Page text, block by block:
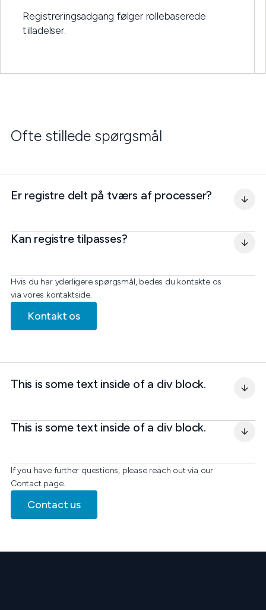
Registreringsadgang følger rollebaserede
tilladelser.
Ofte stillede spørgsmål
Hvis du har yderligere spørgsmål, bedes du kontakte os
via vores kontaktside.
Kontakt os
Er registre delt på tværs af processer?
Kan registre tilpasses?
If you have further questions, please reach out via our
Contact page.
Contact us
This is some text inside of a div block.
This is some text inside of a div block.